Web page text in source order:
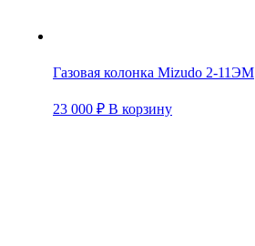
Газовая колонка Mizudo 2-11ЭМ
23 000 ₽ В корзину